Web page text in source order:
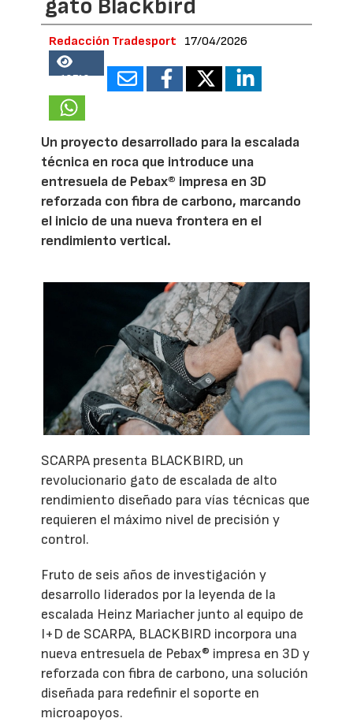
gato Blackbird
Redacción Tradesport 17/04/2026
18712
Un proyecto desarrollado para la escalada
técnica en roca que introduce una
entresuela de Pebax® impresa en 3D
reforzada con fibra de carbono, marcando
el inicio de una nueva frontera en el
rendimiento vertical.
SCARPA presenta BLACKBIRD, un
revolucionario gato de escalada de alto
rendimiento diseñado para vías técnicas que
requieren el máximo nivel de precisión y
control.
Fruto de seis años de investigación y
desarrollo liderados por la leyenda de la
escalada Heinz Mariacher junto al equipo de
I+D de SCARPA, BLACKBIRD incorpora una
nueva entresuela de Pebax® impresa en 3D y
reforzada con fibra de carbono, una solución
diseñada para redefinir el soporte en
microapoyos.